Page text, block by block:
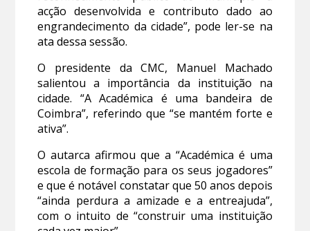
acção desenvolvida e contributo dado ao
engrandecimento da cidade”, pode ler-se na
ata dessa sessão.
O presidente da CMC, Manuel Machado
salientou a importância da instituição na
cidade. “A Académica é uma bandeira de
Coimbra”, referindo que “se mantém forte e
ativa”.
O autarca afirmou que a “Académica é uma
escola de formação para os seus jogadores”
e que é notável constatar que 50 anos depois
“ainda perdura a amizade e a entreajuda”,
com o intuito de “construir uma instituição